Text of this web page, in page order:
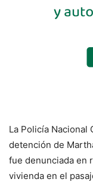
La Policía Nacional
detención de
fue denunciada en
vivienda en el